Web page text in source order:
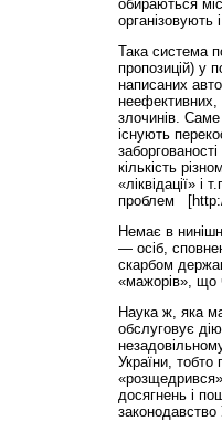
обираються
організовують
Така система
пропозицій) у
написаних
неефективних,
злочинів. Саме
існують
кількість
«ліквідації» і
проблем
Немає в
— осіб,
скарбом
«мажорів», що
Наука ж, яка
обслуговує
України,
досягнень і
законодавство